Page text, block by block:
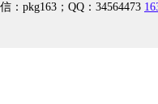
：pkg163；QQ：34564473